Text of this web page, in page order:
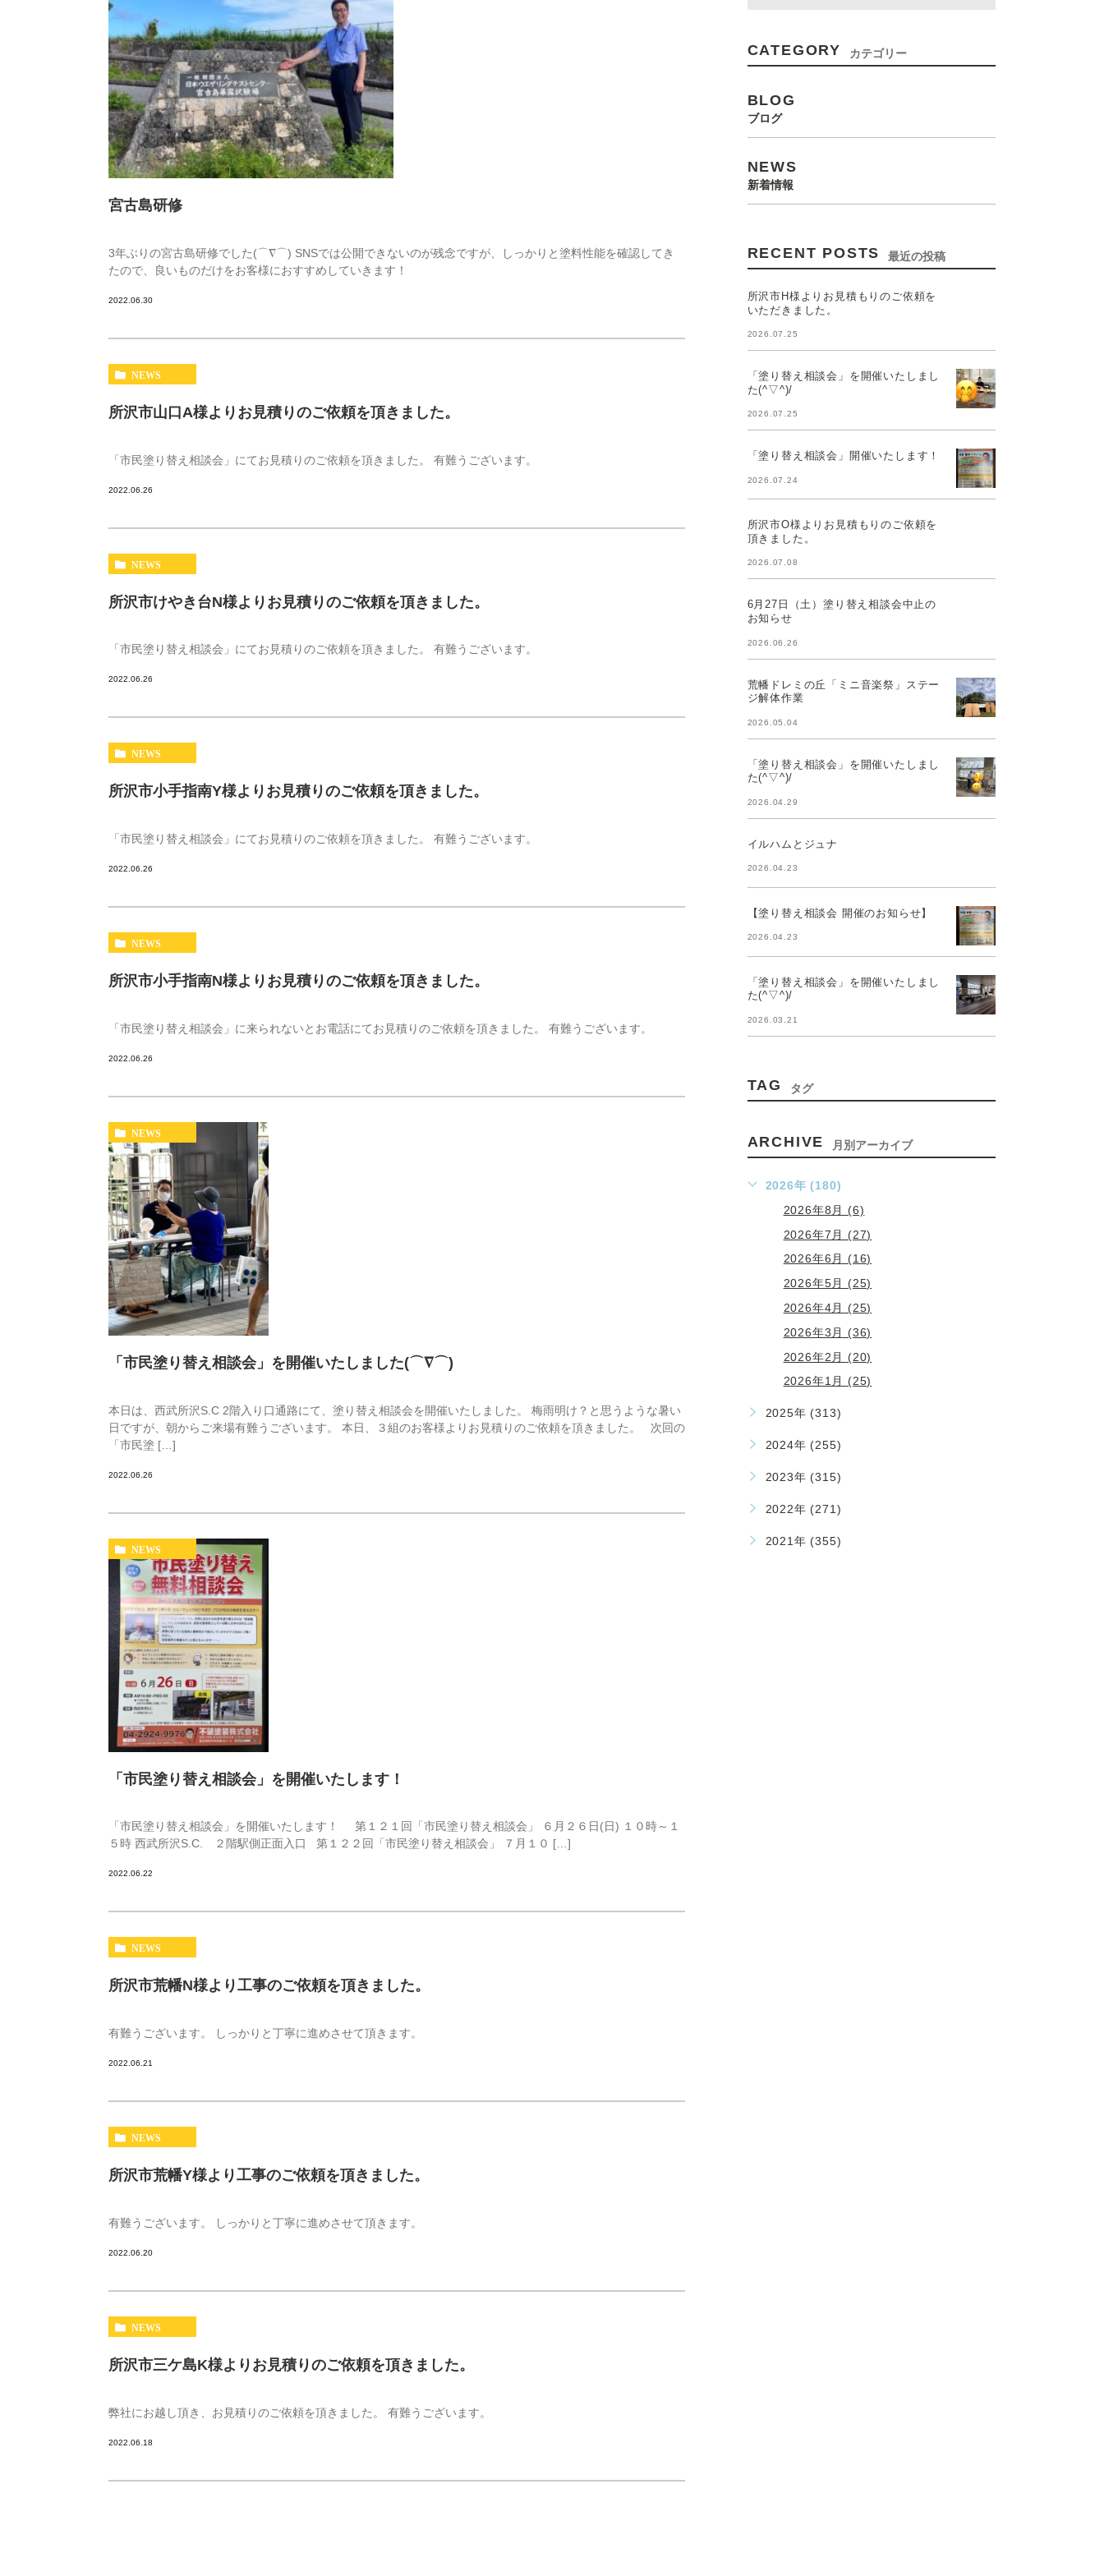
宮古島研修
3年ぶりの宮古島研修でした(⌒∇⌒) SNSでは公開できないのが残念ですが、しっかりと塗料性能を確認してき
たので、良いものだけをお客様におすすめしていきます！
2022.06.30
NEWS
所沢市山口A様よりお見積りのご依頼を頂きました。
「市民塗り替え相談会」にてお見積りのご依頼を頂きました。 有難うございます。
2022.06.26
NEWS
所沢市けやき台N様よりお見積りのご依頼を頂きました。
「市民塗り替え相談会」にてお見積りのご依頼を頂きました。 有難うございます。
2022.06.26
NEWS
所沢市小手指南Y様よりお見積りのご依頼を頂きました。
「市民塗り替え相談会」にてお見積りのご依頼を頂きました。 有難うございます。
2022.06.26
NEWS
所沢市小手指南N様よりお見積りのご依頼を頂きました。
「市民塗り替え相談会」に来られないとお電話にてお見積りのご依頼を頂きました。 有難うございます。
2022.06.26
NEWS
「市民塗り替え相談会」を開催いたしました(⌒∇⌒)
本日は、西武所沢S.C 2階入り口通路にて、塗り替え相談会を開催いたしました。 梅雨明け？と思うような暑い
日ですが、朝からご来場有難うございます。 本日、３組のお客様よりお見積りのご依頼を頂きました。 次回の
「市民塗 […]
2022.06.26
NEWS
「市民塗り替え相談会」を開催いたします！
「市民塗り替え相談会」を開催いたします！ 第１２１回「市民塗り替え相談会」 ６月２６日(日) １０時～１
５時 西武所沢S.C. ２階駅側正面入口 第１２２回「市民塗り替え相談会」 ７月１０ […]
2022.06.22
NEWS
所沢市荒幡N様より工事のご依頼を頂きました。
有難うございます。 しっかりと丁寧に進めさせて頂きます。
2022.06.21
NEWS
所沢市荒幡Y様より工事のご依頼を頂きました。
有難うございます。 しっかりと丁寧に進めさせて頂きます。
2022.06.20
NEWS
所沢市三ケ島K様よりお見積りのご依頼を頂きました。
弊社にお越し頂き、お見積りのご依頼を頂きました。 有難うございます。
2022.06.18
CATEGORY カテゴリー
BLOG
ブログ
NEWS
新着情報
RECENT POSTS 最近の投稿
所沢市H様よりお見積もりのご依頼を
いただきました。
2026.07.25
「塗り替え相談会」を開催いたしまし
た(^▽^)/
2026.07.25
「塗り替え相談会」開催いたします！
2026.07.24
所沢市O様よりお見積もりのご依頼を
頂きました。
2026.07.08
6月27日（土）塗り替え相談会中止の
お知らせ
2026.06.26
荒幡ドレミの丘「ミニ音楽祭」ステー
ジ解体作業
2026.05.04
「塗り替え相談会」を開催いたしまし
た(^▽^)/
2026.04.29
イルハムとジュナ
2026.04.23
【塗り替え相談会 開催のお知らせ】
2026.04.23
「塗り替え相談会」を開催いたしまし
た(^▽^)/
2026.03.21
TAG タグ
ARCHIVE 月別アーカイブ
2026年 (180)
2026年8月 (6)
2026年7月 (27)
2026年6月 (16)
2026年5月 (25)
2026年4月 (25)
2026年3月 (36)
2026年2月 (20)
2026年1月 (25)
2025年 (313)
2024年 (255)
2023年 (315)
2022年 (271)
2021年 (355)